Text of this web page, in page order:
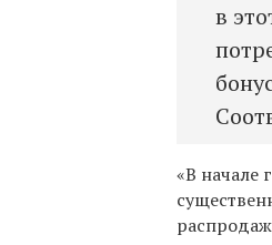
в
«В начале